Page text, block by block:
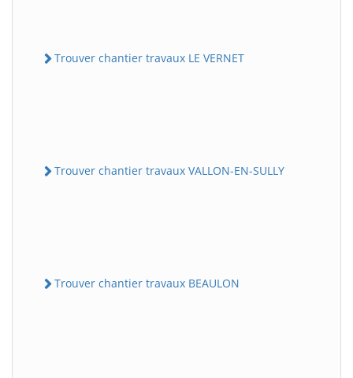
Trouver chantier travaux LE VERNET
Trouver chantier travaux VALLON-EN-SULLY
Trouver chantier travaux BEAULON